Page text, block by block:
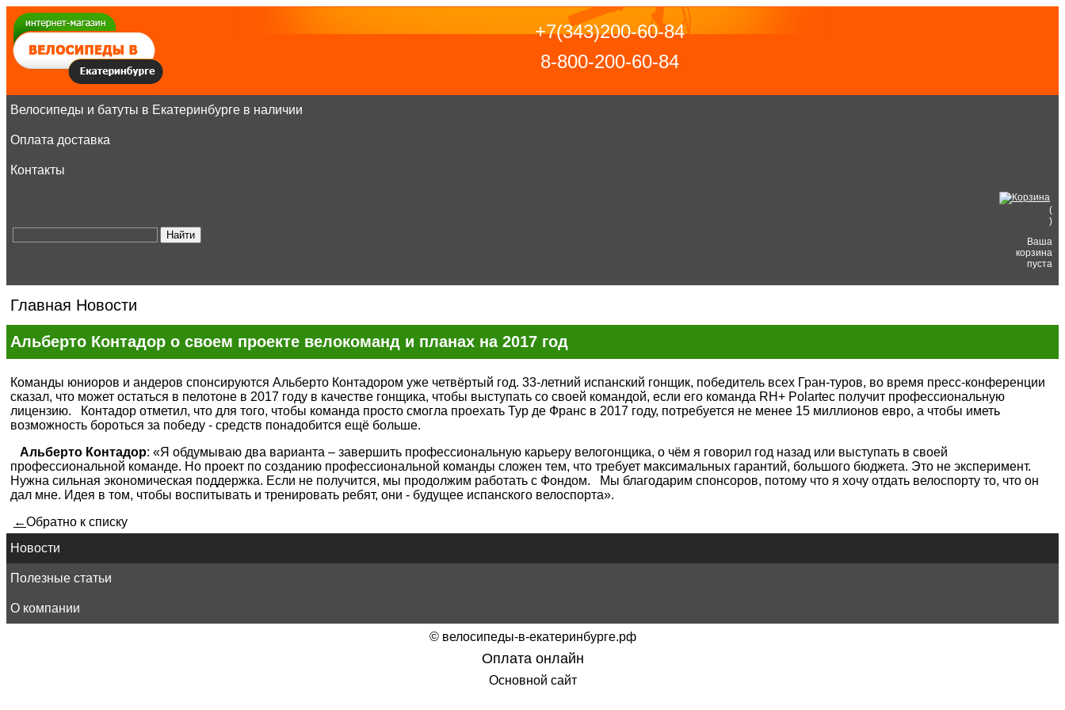
+7(343)200-60-84
8-800-200-60-84
Велосипеды и батуты в Екатеринбурге в наличии
Оплата доставка
Контакты
(
)
Ваша
корзина
пуста
Главная Новости
Альберто Контадор о своем проекте велокоманд и планах на 2017 год
Команды юниоров и андеров спонсируются Альберто Контадором уже четвёртый год. 33-летний испанский гонщик, победитель всех Гран-туров, во время пресс-конференции
сказал, что может остаться в пелотоне в 2017 году в качестве гонщика, чтобы выступать со своей командой, если его команда RH+ Polartec получит профессиональную
лицензию. Контадор отметил, что для того, чтобы команда просто смогла проехать Тур де Франс в 2017 году, потребуется не менее 15 миллионов евро, а чтобы иметь
возможность бороться за победу - средств понадобится ещё больше.
Альберто Контадор: «Я обдумываю два варианта – завершить профессиональную карьеру велогонщика, о чём я говорил год назад или выступать в своей
профессиональной команде. Но проект по созданию профессиональной команды сложен тем, что требует максимальных гарантий, большого бюджета. Это не эксперимент.
Нужна сильная экономическая поддержка. Если не получится, мы продолжим работать с Фондом. Мы благодарим спонсоров, потому что я хочу отдать велоспорту то, что он
дал мне. Идея в том, чтобы воспитывать и тренировать ребят, они - будущее испанского велоспорта».
←Обратно к списку
Новости
Полезные статьи
О компании
© велосипеды-в-екатеринбурге.рф
Оплата онлайн
Основной сайт